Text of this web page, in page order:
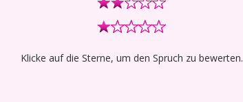
Klicke auf die Sterne, um den Spruch zu bewerten.